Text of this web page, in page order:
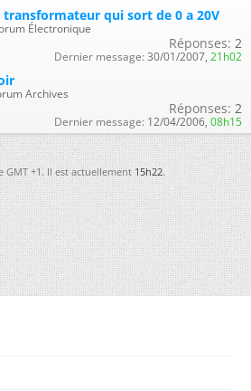
qui sort de 0 a 20V
Électronique
Réponses: 2
Dernier message: 30/01/2007, 21h02
Archives
Réponses: 2
Dernier message: 12/04/2006, 08h15
GMT +1. Il est actuellement15h22.